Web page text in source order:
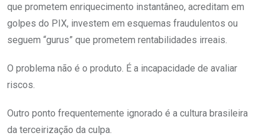
que prometem enriquecimento instantâneo, acreditam em
golpes do PIX, investem em esquemas fraudulentos ou
seguem “gurus” que prometem rentabilidades irreais.
O problema não é o produto. É a incapacidade de avaliar
riscos.
Outro ponto frequentemente ignorado é a cultura brasileira
da terceirização da culpa.